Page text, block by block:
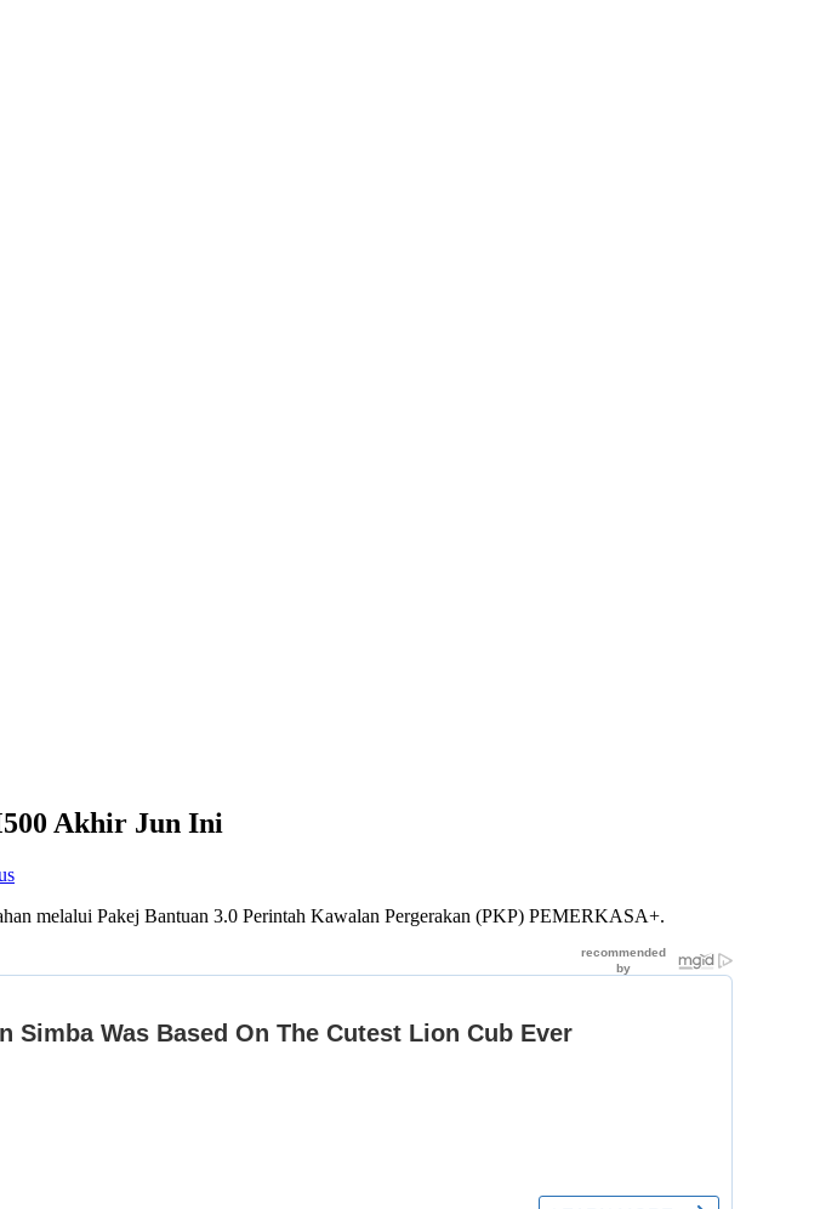
Akhir Jun Ini
melalui Pakej Bantuan 3.0 Perintah Kawalan Pergerakan (PKP) PEMERKASA+.